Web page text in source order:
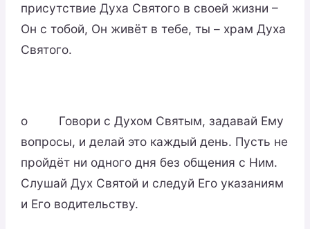
присутствие Духа Святого в своей жизни –
Он с тобой, Он живёт в тебе, ты – храм Духа
Святого.
o Говори с Духом Святым, задавай Ему
вопросы, и делай это каждый день. Пусть не
пройдёт ни одного дня без общения с Ним.
Слушай Дух Святой и следуй Его указаниям
и Его водительству.